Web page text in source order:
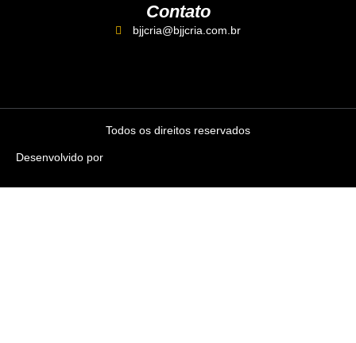
Contato
bjjcria@bjjcria.com.br
Todos os direitos reservados
Desenvolvido por